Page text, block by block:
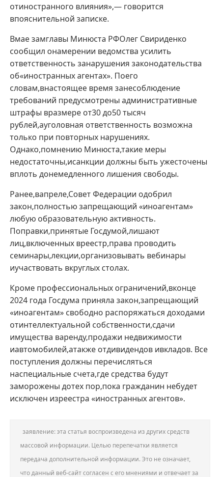
отиностранного влияния»,— говорится
впояснительной записке.
Вмае замглавы Минюста РФОлег Свириденко
сообщил онамерении ведомства усилить
ответственность занарушения законодательства
об«иностранных агентах». Поего
словам,внастоящее время занесоблюдение
требований предусмотрены административные
штрафы вразмере от30 до50 тысяч
рублей,ауголовная ответственность возможна
только при повторных нарушениях.
Однако,помнению Минюста,такие меры
недостаточны,исанкции должны быть ужесточены
вплоть донемедленного лишения свободы.
Ранее,вапреле,Совет Федерации одобрил
закон,полностью запрещающий «иноагентам»
любую образовательную активность.
Поправки,принятые Госдумой,лишают
лиц,включенных вреестр,права проводить
семинары,лекции,организовывать вебинары
иучаствовать вкруглых столах.
Кроме профессиональных ограничений,вконце
2024 года Госдума приняла закон,запрещающий
«иноагентам» свободно распоряжаться доходами
отинтеллектуальной собственности,сдачи
имущества варенду,продажи недвижимости
иавтомобилей,атакже отдивидендов ивкладов. Все
поступления должны перечисляться
наспециальные счета,где средства будут
заморожены дотех пор,пока гражданин небудет
исключен изреестра «иностранных агентов».
заявление: эта статья воспроизведена из других средств
массовой информации. Целью перепечатки является
передача дополнительной информации. Это не означает,
что данный веб-сайт согласен с его мнениями и отвечает за